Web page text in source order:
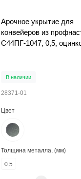
Арочное укрытие для
конвейеров из
С44ПГ-1047, 0,5,
В наличии
28371-01
Цвет
Толщина металла, (мм)
0.5